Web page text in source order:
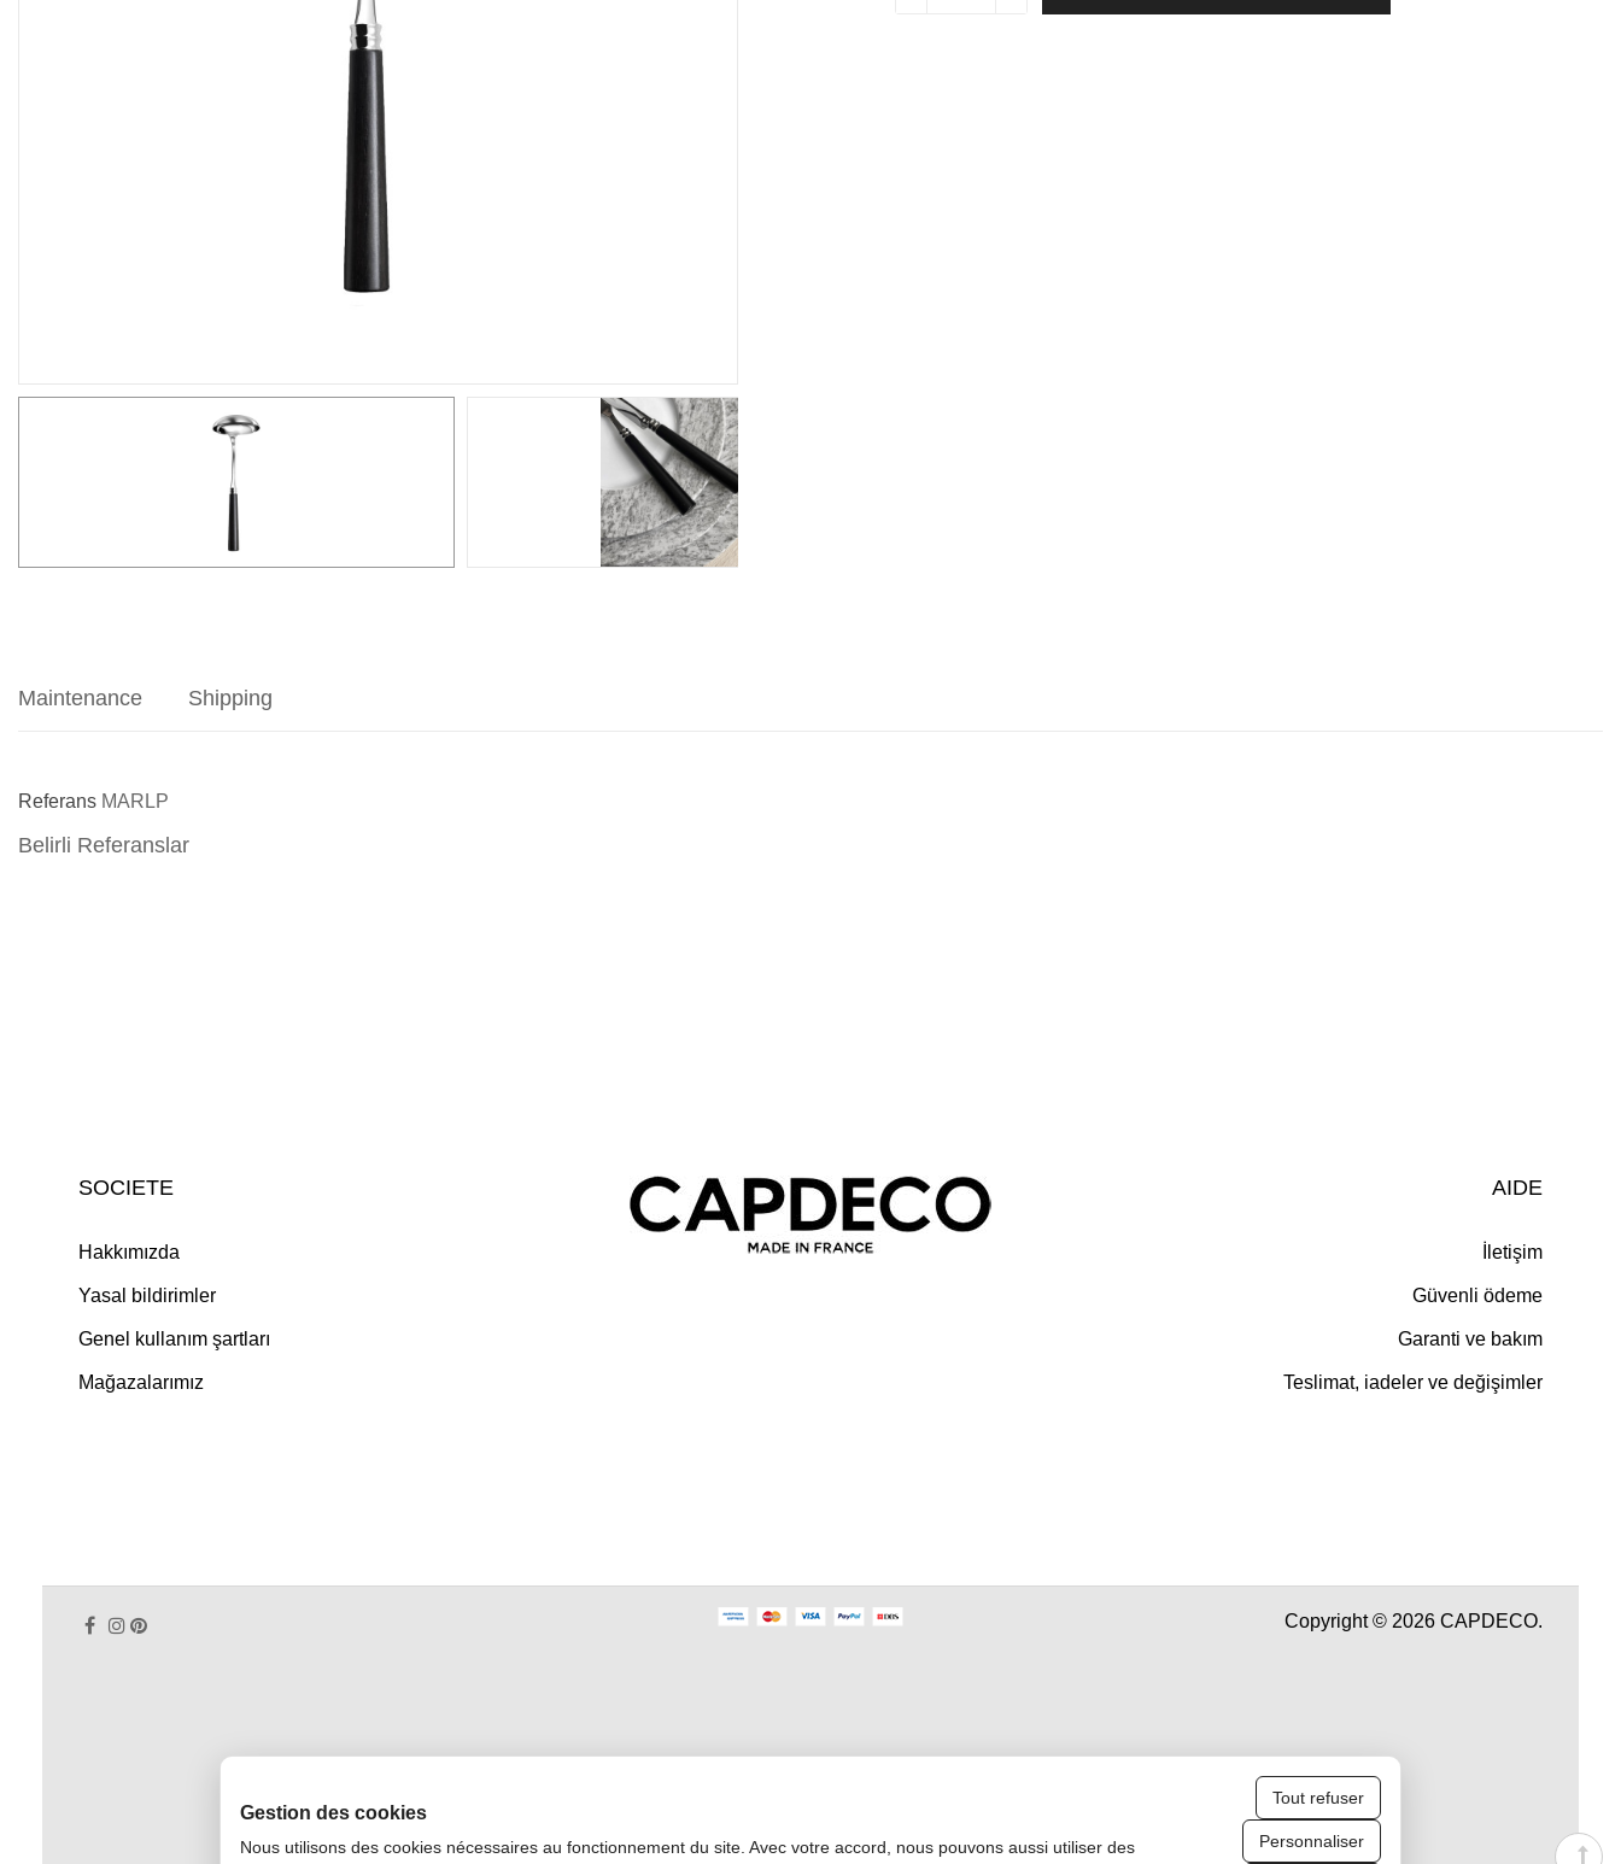
Maintenance Shipping
Referans MARLP
Belirli Referanslar
SOCIETE
Hakkımızda
Yasal bildirimler
Genel kullanım şartları
Mağazalarımız
AIDE
İletişim
Güvenli ödeme
Garanti ve bakım
Teslimat, iadeler ve değişimler
Copyright © 2026 CAPDECO.
Gestion des cookies
Nous utilisons des cookies nécessaires au fonctionnement du site. Avec votre accord, nous pouvons aussi utiliser des
Tout refuser
Personnaliser